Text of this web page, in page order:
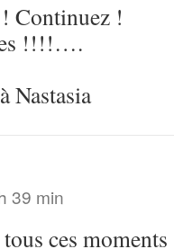
Continuez !
!!!!….
Nastasia
39 min
ces moments